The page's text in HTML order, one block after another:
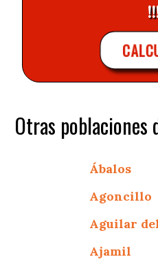
Otras poblaciones
Ábalos
Agoncillo
Aguilar
Ajamil